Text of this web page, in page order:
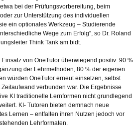
bei der Prüfungsvorbereitung, beim
zur Unterstützung des individuellen
ein optionales Werkzeug – Studierende
Wege zum Erfolg“, so Dr. Roland
Think Tank am bidt.
von OneTutor überwiegend positiv: 90 %
der Lehrmethoden, 80 % der eigenen
würden OneTutor erneut einsetzen, selbst
verbunden war. Die Ergebnisse
KI traditionelle Lernformen nicht grundlegend
KI- Tutoren bieten demnach neue
Lernen – entfalten ihren Nutzen jedoch vor
Lehrformaten.